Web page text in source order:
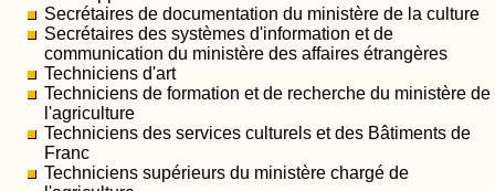
Secrétaires de documentation du ministère de la culture
Secrétaires des systèmes d'information et de
communication du ministère des affaires étrangères
Techniciens d'art
Techniciens de formation et de recherche du ministère de
l'agriculture
Techniciens des services culturels et des Bâtiments de
Franc
Techniciens supérieurs du ministère chargé de